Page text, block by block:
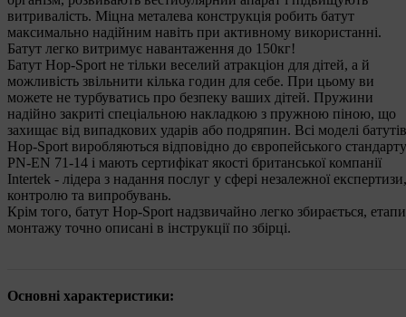
витривалість. Міцна металева конструкція робить батут
максимально надійним навіть при активному використанні.
Батут легко витримує навантаження до 150кг!
Батут Hop-Sport не тільки веселий атракціон для дітей, а й
можливість звільнити кілька годин для себе. При цьому ви
можете не турбуватись про безпеку ваших дітей. Пружини
надійно закриті спеціальною накладкою з пружною піною, що
захищає від випадкових ударів або подряпин. Всі моделі батутів
Hop-Sport виробляються відповідно до європейського стандарту
PN-EN 71-14 і мають сертифікат якості британської компанії
Intertek - лідера з надання послуг у сфері незалежної експертизи,
контролю та випробувань.
Крім того, батут Hop-Sport надзвичайно легко збирається, етапи
монтажу точно описані в інструкції по збірці.
Основні характеристики: